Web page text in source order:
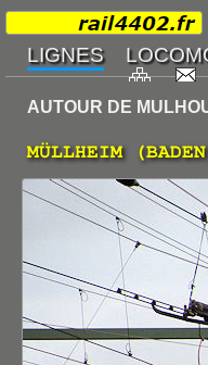
AUTOUR DE
MÜLLHEIM